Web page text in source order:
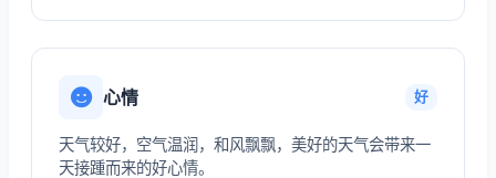
心情 好
天气较好，空气温润，和风飘飘，美好的天气会带来一
天接踵而来的好心情。